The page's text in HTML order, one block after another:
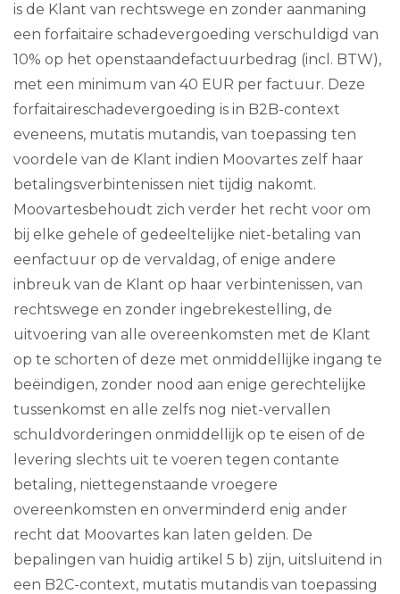
is de Klant van rechtswege en zonder aanmaning
een forfaitaire schadevergoeding verschuldigd van
10% op het openstaandefactuurbedrag (incl. BTW),
met een minimum van 40 EUR per factuur. Deze
forfaitaireschadevergoeding is in B2B-context
eveneens, mutatis mutandis, van toepassing ten
voordele van de Klant indien Moovartes zelf haar
betalingsverbintenissen niet tijdig nakomt.
Moovartesbehoudt zich verder het recht voor om
bij elke gehele of gedeeltelijke niet-betaling van
eenfactuur op de vervaldag, of enige andere
inbreuk van de Klant op haar verbintenissen, van
rechtswege en zonder ingebrekestelling, de
uitvoering van alle overeenkomsten met de Klant
op te schorten of deze met onmiddellijke ingang te
beëindigen, zonder nood aan enige gerechtelijke
tussenkomst en alle zelfs nog niet-vervallen
schuldvorderingen onmiddellijk op te eisen of de
levering slechts uit te voeren tegen contante
betaling, niettegenstaande vroegere
overeenkomsten en onverminderd enig ander
recht dat Moovartes kan laten gelden. De
bepalingen van huidig artikel 5 b) zijn, uitsluitend in
een B2C-context, mutatis mutandis van toepassing